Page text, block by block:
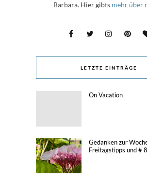
Barbara. Hier gibts mehr über
LETZTE EINTRÄGE
On Vacation
Gedanken zur
Freitagstipps und #